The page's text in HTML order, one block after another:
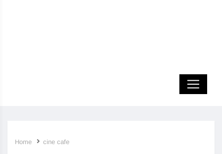
Home cine cafe